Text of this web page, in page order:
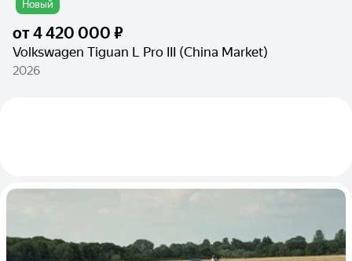
Новый
от4 420 000 ₽
Volkswagen Tiguan L Pro III (China Market)
2026